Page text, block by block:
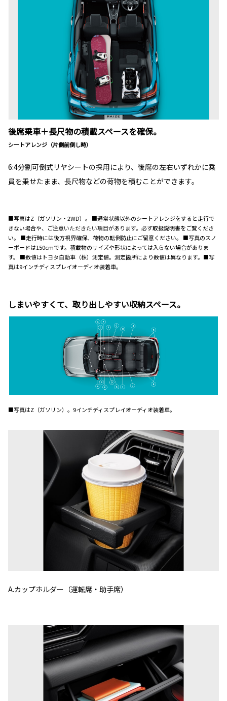
後席乗車＋長尺物の積載スペースを確保。
シートアレンジ（片側前倒し時）
6:4分割可倒式リヤシートの採用により、後席の左右いずれかに乗
員を乗せたまま、長尺物などの荷物を積むことができます。
■写真はZ（ガソリン・2WD）。 ■通常状態以外のシートアレンジをすると走行で
きない場合や、ご注意いただきたい項目があります。必ず取扱説明書をご覧くださ
い。 ■走行時には後方視界確保、荷物の転倒防止にご留意ください。 ■写真のスノ
ーボードは150cmです。積載物のサイズや形状によっては入らない場合がありま
す。 ■数値はトヨタ自動車（株）測定値。測定箇所により数値は異なります。■写
真は9インチディスプレイオーディオ装着車。
しまいやすくて、取り出しやすい収納スペース。
■写真はZ（ガソリン）。9インチディスプレイオーディオ装着車。
A.カップホルダー（運転席・助手席）